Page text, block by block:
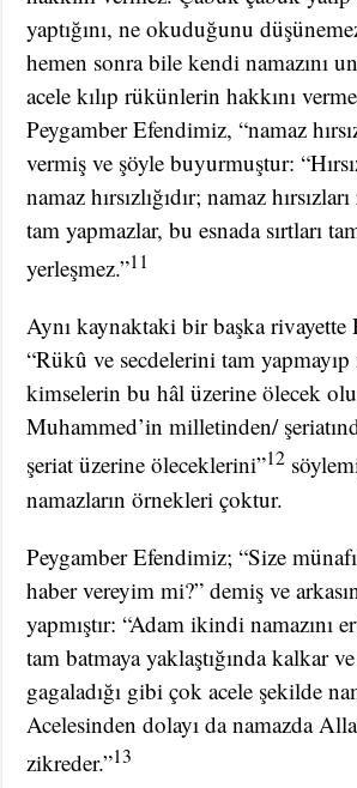
yaptığını, ne okuduğunu
hemen sonra bile kendi namazını
acele kılıp rükünlerin hakkını
Peygamber Efendimiz, “namaz
vermiş ve şöyle buyurmuştur:
namaz hırsızlığıdır; namaz
tam yapmazlar, bu esnada sırtları
yerleşmez.”11
Aynı kaynaktaki bir başka rivayette
“Rükû ve secdelerini tam yapmayıp
kimselerin bu hâl üzerine ölecek
Muhammed’in milletinden/
şeriat üzerine öleceklerini”12
namazların örnekleri çoktur.
Peygamber Efendimiz; “Size
haber vereyim mi?” demiş ve
yapmıştır: “Adam ikindi namazını
tam batmaya yaklaştığında kalkar
gagaladığı gibi çok acele şekilde
Acelesinden dolayı da namazda
zikreder.”13